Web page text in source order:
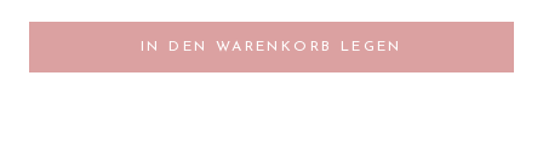
IN DEN WARENKORB LEGEN